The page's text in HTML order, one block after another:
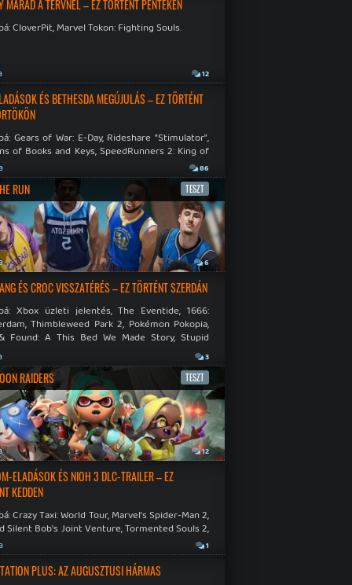
MARAD A TERVNÉL – EZ TÖRTÉNT PÉNTEKEN
CloverPit, Marvel Tokon: Fighting Souls.
12
ÉS BETHESDA MEGÚJULÁS – EZ TÖRTÉNT
Gears of War: E-Day, Rideshare "Stimulator",
of Books and Keys, SpeedRunners 2: King of
86
RUN TESZT
6
ÉS CROC VISSZATÉRÉS – EZ TÖRTÉNT SZERDÁN
Xbox üzleti jelentés, The Eventide, 1666:
Thimbleweed Park 2, Pokémon Pokopia,
Found: A This Bed We Made Story, Stupid
3
RAIDERS TESZT
12
ELADÁSOK ÉS NIOH 3 DLC-TRAILER – EZ
KEDDEN
Crazy Taxi: World Tour, Marvel's Spider-Man 2,
Silent Bob's Joint Venture, Tormented Souls 2,
Room in Hell, Slain 2: The Beast Within.
1
PLUS: AZ AUGUSZTUSI HÁRMAS